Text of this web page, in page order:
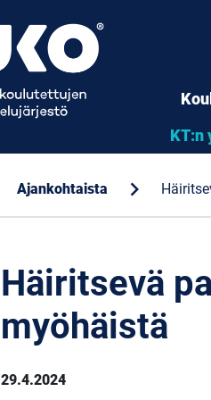
KT:n
Ajankohtaista chevron_right
Häiritsevä
myöhäistä
29.4.2024